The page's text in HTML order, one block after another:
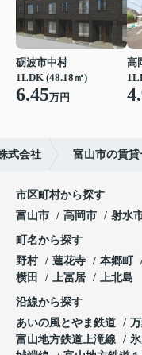
砺波市中村
1LDK (48.18㎡)
6.45万円
高
式会社 富山市の賃貸
市区町村から探す
富山市
高岡市 射水
町名から探す
野村
蓮花寺 本郷町
横田
上冨居 上北島
沿線から探す
あいの風とやま鉄道
富山地方鉄道上滝線